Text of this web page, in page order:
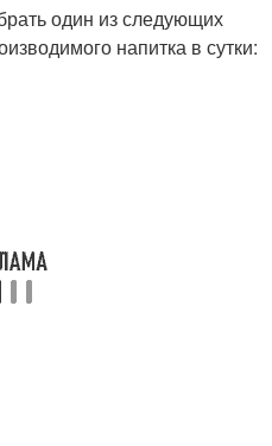
один из следующих
напитка в сутки: